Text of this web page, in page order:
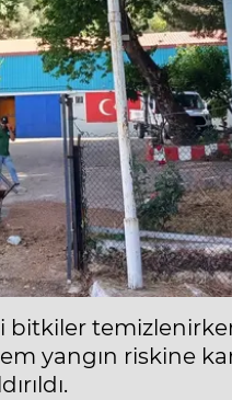
bitkiler
yangın riskine